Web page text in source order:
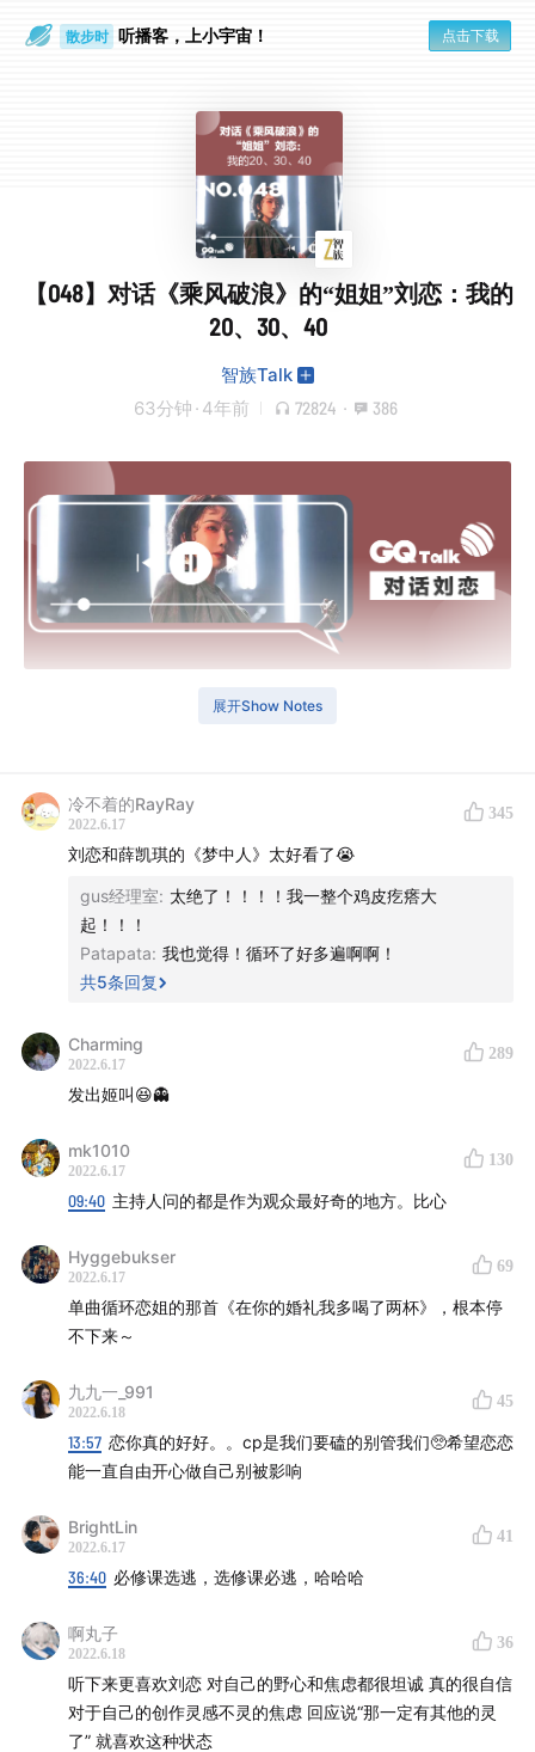
散步时
通勤路上
听播客，上小宇宙！ 点击下载
【048】对话《乘风破浪》的“姐姐”刘恋：我的
20、30、40
智族Talk
63分钟 · 4年前 72824 · 386
谈及刘恋，第一个形容词也许就是“身兼数职”。《乘风破
浪》第一期中她笑言，自己是唯一一个上着班，“带薪参
赛”的姐姐。北大考古系毕业后，她选择进入了广告行业，
在写歌和写文案中找到了微妙的平衡。而多年的广告提案
经验，也激发了她临场发挥的潜能，这才有了节目中大脑
刘恋上一次走入大众综艺节目的视野，是在2019年《乐队
的夏天》中，她作为爵士组合Mr.Miss的主唱，和搭档杜
年，他们的首张专辑就获得了金曲奖“最佳演唱组合奖”，
只不过遗憾的是，奖项并未将他们的作品带向更广阔的听
此次参加《乘风破浪》，她坦言自己是一个“毫无竞技运”
的人，但尽兴的表演让她没有遗憾。她也会主动浏览留言
与评论，在突然涌入的关注中寻找反馈，摸索娱乐圈的生
态，同时抱有“不被规训”的信心。
我们和她聊了聊“20、30、40”的话题，女性在人生不同阶
段的经历和感悟——挥洒荷尔蒙的20世代和挑战不断的30
写一首歌送给自己。30岁那年，她写了《管它什么》：管
它什么年纪/只要音乐不会暂停/管它什么安定/我还有爱的
【本期嘉宾】
刘恋，Mr.Miss 主唱，广告公司创意总监
展开Show Notes
冷不着的RayRay
2022.6.17
345
刘恋和薛凯琪的《梦中人》太好看了😭
gus经理室: 太绝了！！！！我一整个鸡皮疙瘩大
起！！！
Patapata: 我也觉得！循环了好多遍啊啊！
共5条回复
Charming
2022.6.17
289
发出姬叫😆👻
mk1010
2022.6.17
130
09:40 主持人问的都是作为观众最好奇的地方。比心
Hyggebukser
2022.6.17
69
单曲循环恋姐的那首《在你的婚礼我多喝了两杯》，根本停
不下来～
九九一_991
2022.6.18
45
13:57 恋你真的好好。。cp是我们要磕的别管我们🥺希望恋恋
能一直自由开心做自己别被影响
BrightLin
2022.6.17
41
36:40 必修课选逃，选修课必逃，哈哈哈
啊丸子
2022.6.18
36
听下来更喜欢刘恋 对自己的野心和焦虑都很坦诚 真的很自信
对于自己的创作灵感不灵的焦虑 回应说“那一定有其他的灵
了” 就喜欢这种状态